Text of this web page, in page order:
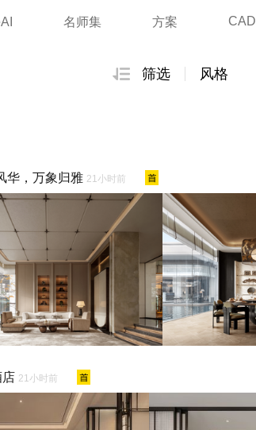
名师集 方案 CAD
筛选 风格
华，万象归雅 21小时前
店 21小时前